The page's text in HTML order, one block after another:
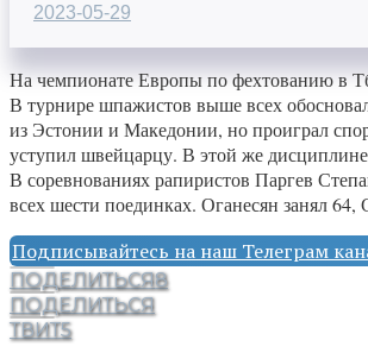
2023-05-29
На чемпионате Европы по фехтованию в
В турнире шпажистов выше всех
из Эстонии и Македонии, но проиграл
уступил швейцарцу. В этой же
В соревнованиях рапиристов Паргев
всех шести поединках. Оганесян занял
Подписывайтесь на наш Телеграм
ПОДЕЛИТЬСЯ8
ПОДЕЛИТЬСЯ
ТВИТ5